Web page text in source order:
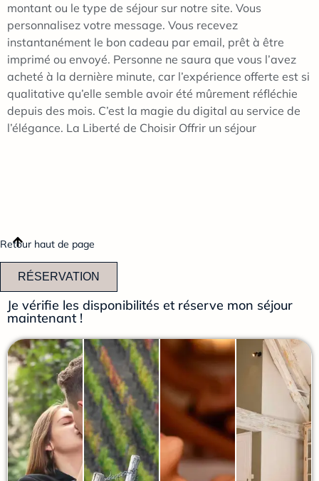
montant ou le type de séjour sur notre site. Vous
personnalisez votre message. Vous recevez
instantanément le bon cadeau par email, prêt à être
imprimé ou envoyé. Personne ne saura que vous l’avez
acheté à la dernière minute, car l’expérience offerte est si
qualitative qu’elle semble avoir été mûrement réfléchie
depuis des mois. C’est la magie du digital au service de
l’élégance. La Liberté de Choisir Offrir un séjour
Retour haut de page
RÉSERVATION
Je vérifie les disponibilités et réserve mon séjour
maintenant !